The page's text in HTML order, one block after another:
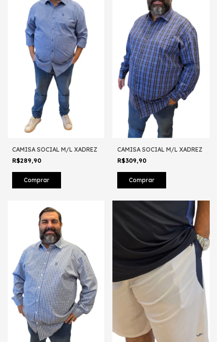
CAMISA SOCIAL M/L XADREZ
R$289,90
Comprar
CAMISA SOCIAL M/L XADREZ
R$309,90
Comprar